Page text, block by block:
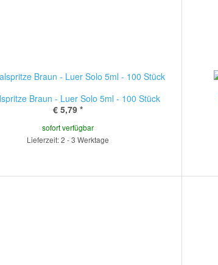
Braun - Luer Solo 5ml - 100 Stück
€ 5,79 *
sofort verfügbar
Lieferzeit: 2 - 3 Werktage